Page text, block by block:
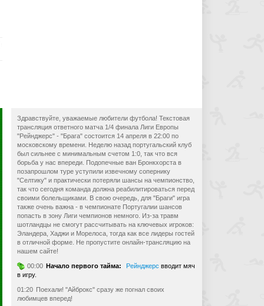
Здравствуйте, уважаемые любители футбола! Текстовая
трансляция ответного матча 1/4 финала Лиги Европы
"Рейнджерс" - "Брага" состоится 14 апреля в 22:00 по
московскому времени. Неделю назад португальский клуб
был сильнее с минимальным счетом 1:0, так что вся
борьба у нас впереди. Подопечные ван Бронкхорста в
позапрошлом туре уступили извечному сопернику
"Селтику" и практически потеряли шансы на чемпионство,
так что сегодня команда должна реабилитироваться перед
своими болельщиками. В свою очередь, для "Браги" игра
также очень важна - в чемпионате Португалии шансов
попасть в зону Лиги чемпионов немного. Из-за травм
шотландцы не смогут рассчитывать на ключевых игроков:
Эландера, Хаджи и Морелоса, тогда как все лидеры гостей
в отличной форме. Не пропустите онлайн-трансляцию на
нашем сайте!
00:00 Начало первого тайма: Рейнджерс вводит мяч
в игру.
01:20 Поехали! "Айброкс" сразу же погнал своих
любимцев вперед!